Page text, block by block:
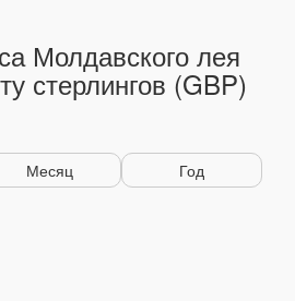
Молдавского лея
стерлингов (GBP)
Месяц Год